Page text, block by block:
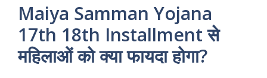
Maiya Samman Yojana
17th 18th Installment से
महिलाओं को क्या फायदा होगा?